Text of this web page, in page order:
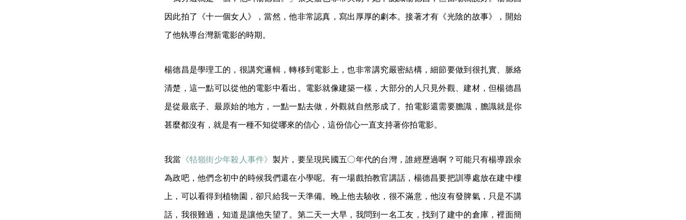
因此拍了《十一個女人》，當然，他非常認真，寫出厚厚的劇本。接著才有《光陰的故事》，開始
了他執導台灣新電影的時期。
楊德昌是學理工的，很講究邏輯，轉移到電影上，也非常講究嚴密結構，細節要做到很扎實、脈絡
清楚，這一點可以從他的電影中看出。電影就像建築一樣，大部分的人只見外觀、建材，但楊德昌
是從最底子、最原始的地方，一點一點去做，外觀就自然形成了。拍電影還需要膽識，膽識就是你
甚麼都沒有，就是有一種不知從哪來的信心，這份信心一直支持著你拍電影。
我當 《牯嶺街少年殺人事件》 製片，要呈現民國五〇年代的台灣，誰經歷過啊？可能只有楊導跟余
為政吧，他們念初中的時候我們還在小學呢。有一場戲拍教官講話，楊德昌要把訓導處放在建中樓
上，可以看得到植物園，卻只給我一天準備。晚上他去驗收，很不滿意，他沒有發脾氣，只是不講
話，我很難過，知道是讓他失望了。第二天一大早，我問到一名工友，找到了建中的倉庫，裡面簡